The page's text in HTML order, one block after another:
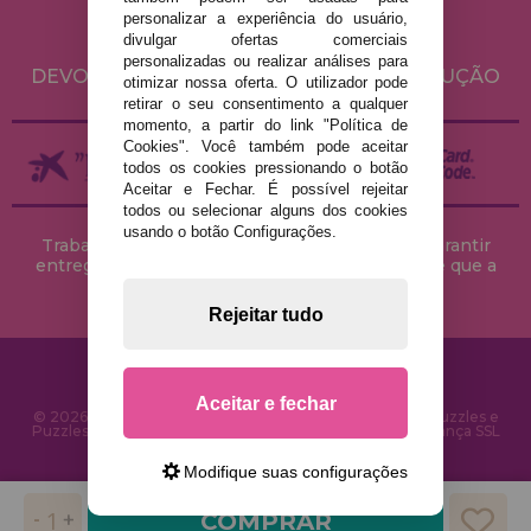
COMPRAR
POLÍTICA DE COOKIES
ENVIO E DEVOLUÇÕES
DEVOLUÇÕES / DIREITO DE LIVRE RESOLUÇÃO
Trabalhamos com stocks permanentes para garantir
entregas rápidas no território peninsular, desde que a
© 2026 CasaDoPuzzle.com - Loja Online para comprar Puzzles e
Puzzles na Internet. Entrega rápida em 24 horas e segurança SSL
personalizar a experiência do usuário,
divulgar ofertas comerciais
personalizadas ou realizar análises para
otimizar nossa oferta. O utilizador pode
retirar o seu consentimento a qualquer
momento, a partir do link "Política de
Cookies". Você também pode aceitar
todos os cookies pressionando o botão
Aceitar e Fechar. É possível rejeitar
todos ou selecionar alguns dos cookies
usando o botão Configurações.
Rejeitar tudo
Aceitar e fechar
Modifique suas configurações